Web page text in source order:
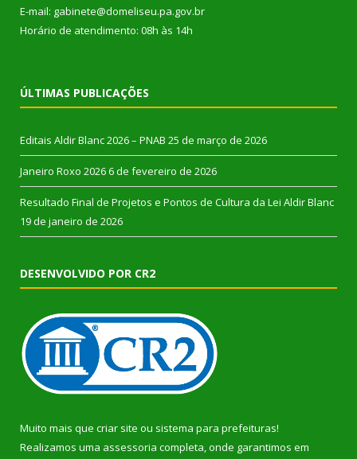
E-mail: gabinete@domeliseu.pa.gov.br
Horário de atendimento: 08h às 14h
ÚLTIMAS PUBLICAÇÕES
Editais Aldir Blanc 2026 – PNAB 25 de março de 2026
Janeiro Roxo 2026 6 de fevereiro de 2026
Resultado Final de Projetos e Pontos de Cultura da Lei Aldir Blanc
19 de janeiro de 2026
DESENVOLVIDO POR CR2
Muito mais que criar site ou sistema para prefeituras!
Realizamos uma assessoria completa, onde garantimos em